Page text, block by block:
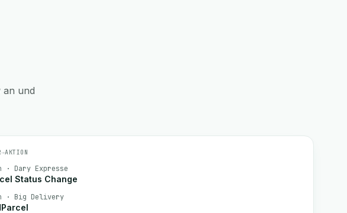
an und
→AKTION
· Dary Expresse
Status Change
· Big Delivery